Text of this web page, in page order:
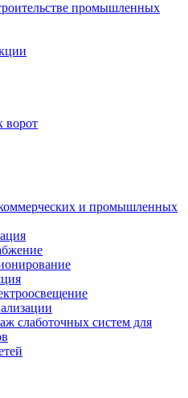
промышленных
и промышленных
слаботочных систем для